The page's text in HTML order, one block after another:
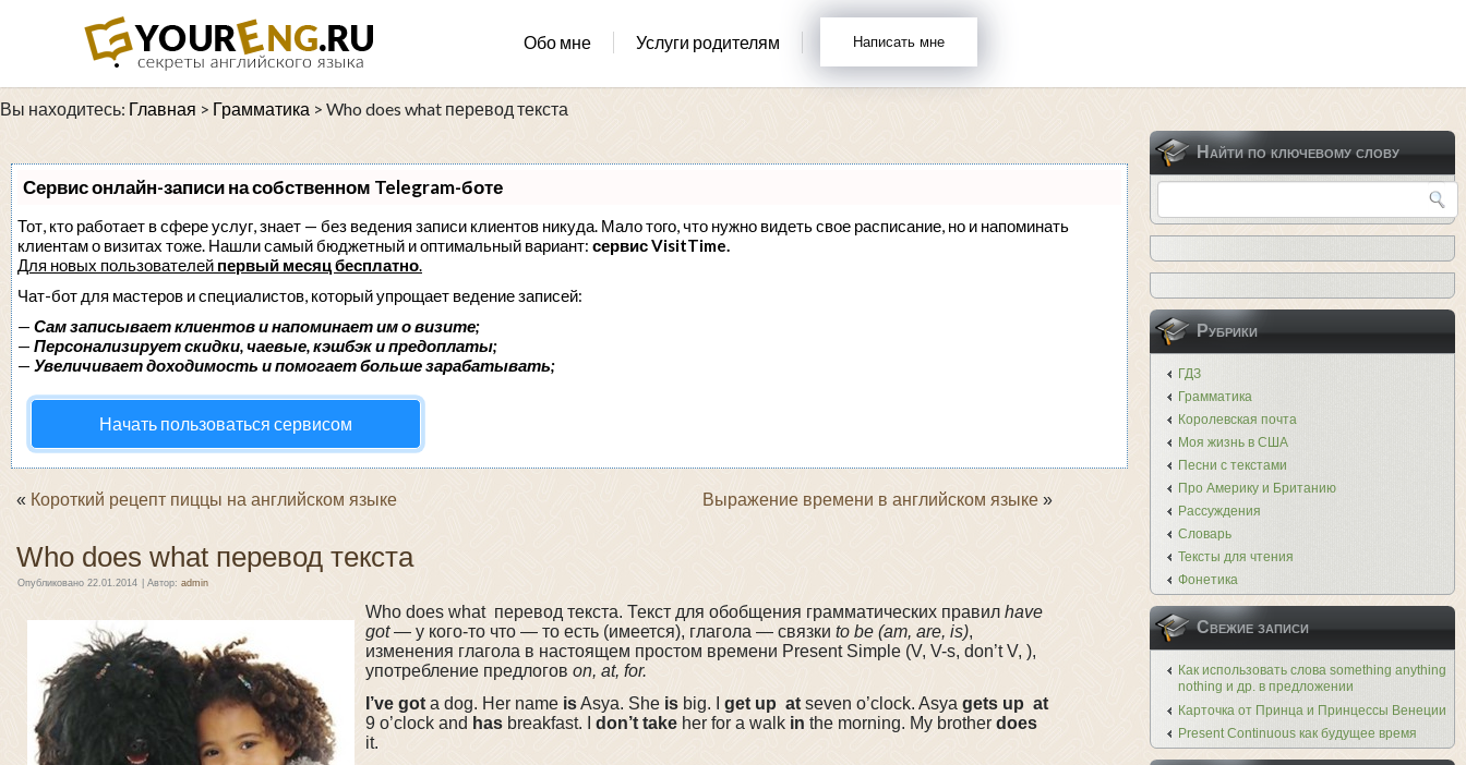
Обо мне Услуги родителям Написать мне
Вы находитесь: Главная > Грамматика > Who does what перевод текста
Сервис онлайн-записи на собственном Telegram-боте
Тот, кто работает в сфере услуг, знает — без ведения записи клиентов никуда. Мало того, что нужно видеть свое расписание, но и напоминать
клиентам о визитах тоже. Нашли самый бюджетный и оптимальный вариант: сервис VisitTime.
Для новых пользователей первый месяц бесплатно.
Чат-бот для мастеров и специалистов, который упрощает ведение записей:
— Сам записывает клиентов и напоминает им о визите;
— Персонализирует скидки, чаевые, кэшбэк и предоплаты;
— Увеличивает доходимость и помогает больше зарабатывать;
Начать пользоваться сервисом
« Короткий рецепт пиццы на английском языке Выражение времени в английском языке »
Who does what перевод текста
Опубликовано 22.01.2014 Автор: admin
Who does what перевод текста. Текст для обобщения грамматических правил have
got— у кого-то что — то есть (имеется), глагола — связки to be (am, are, is),
изменения глагола в настоящем простом времени Present Simple (V, V-s, don’t V, ),
употребление предлогов on, at, for.
I’ve got a dog. Her name isAsya. She is big. I get up atseven o’clock. Asya gets up at
9 o’clock and has breakfast. I don’t take her for a walk in the morning. My brother does
it.
Найти по ключевому слову
Рубрики
ГДЗ
Грамматика
Королевская почта
Моя жизнь в США
Песни с текстами
Про Америку и Британию
Рассуждения
Словарь
Тексты для чтения
Фонетика
Свежие записи
Как использовать слова something anything
nothing и др. в предложении
Карточка от Принца и Принцессы Венеции
Present Continuous как будущее время